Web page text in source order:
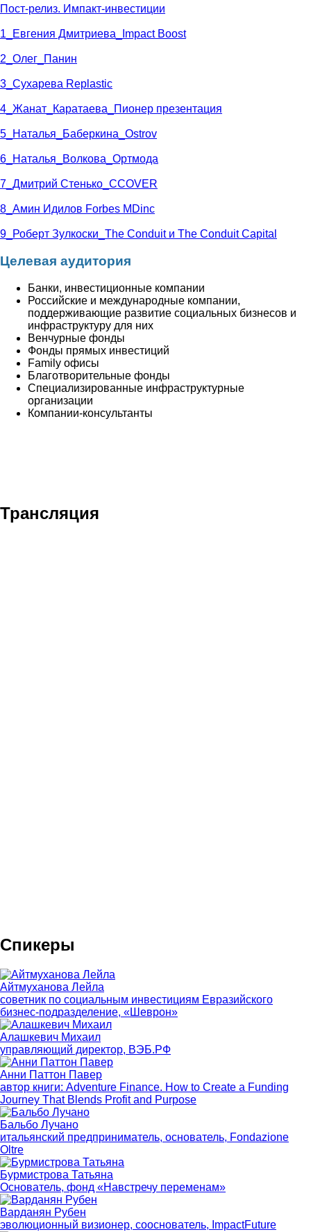
Пост-релиз. Импакт-инвестиции
1_Евгения Дмитриева_Impact Boost
2_Олег_Панин
3_Сухарева Replastic
4_Жанат_Каратаева_Пионер презентация
5_Наталья_Баберкина_Ostrov
6_Наталья_Волкова_Ортмода
7_Дмитрий Стенько_CCOVER
8_Амин Идилов Forbes MDinc
9_Роберт Зулкоски_The Conduit и The Conduit Capital
Целевая аудитория
Банки, инвестиционные компании
Российские и международные компании,
поддерживающие развитие социальных бизнесов и
инфраструктуру для них
Венчурные фонды
Фонды прямых инвестиций
Family офисы
Благотворительные фонды
Специализированные инфраструктурные
организации
Компании-консультанты
Трансляция
Спикеры
Айтмуханова Лейла
советник по социальным инвестициям Евразийского
бизнес-подразделение, «Шеврон»
Алашкевич Михаил
управляющий директор, ВЭБ.РФ
Анни Паттон Павер
автор книги: Adventure Finance. How to Create a Funding
Journey That Blends Profit and Purpose
Бальбо Лучано
итальянский предприниматель, основатель, Fondazione
Oltre
Бурмистрова Татьяна
Основатель, фонд «Навстречу переменам»
Варданян Рубен
эволюционный визионер, сооснователь, ImpactFuture